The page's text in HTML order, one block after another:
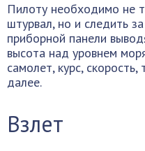
Пилоту необходимо не
штурвал, но и следить
приборной панели
высота над уровнем
самолет, курс,
далее.
Взлет